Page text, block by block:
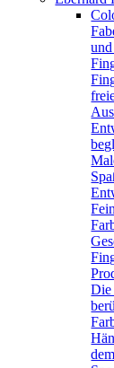
Die